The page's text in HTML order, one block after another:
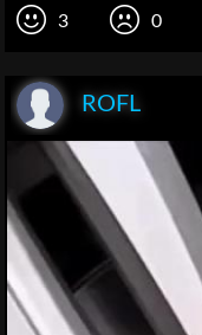
3 0
ROFL